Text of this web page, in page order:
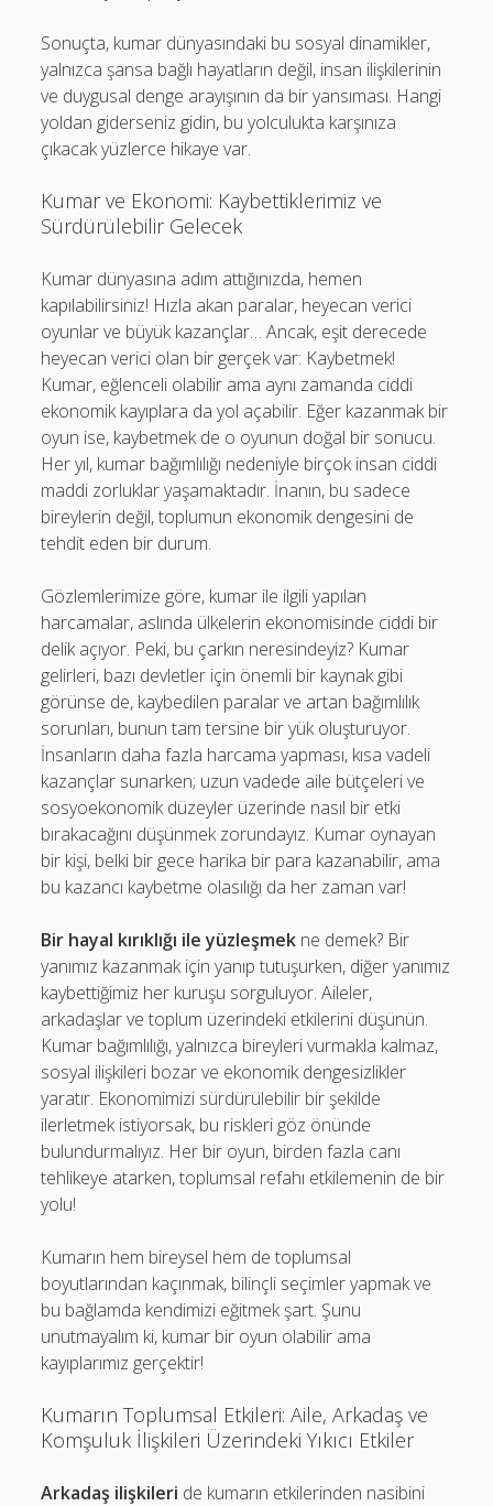
Sonuçta, kumar dünyasındaki bu sosyal dinamikler,
yalnızca şansa bağlı hayatların değil, insan ilişkilerinin
ve duygusal denge arayışının da bir yansıması. Hangi
yoldan giderseniz gidin, bu yolculukta karşınıza
çıkacak yüzlerce hikaye var.
Kumar ve Ekonomi: Kaybettiklerimiz ve
Sürdürülebilir Gelecek
Kumar dünyasına adım attığınızda, hemen
kapılabilirsiniz! Hızla akan paralar, heyecan verici
oyunlar ve büyük kazançlar… Ancak, eşit derecede
heyecan verici olan bir gerçek var: Kaybetmek!
Kumar, eğlenceli olabilir ama aynı zamanda ciddi
ekonomik kayıplara da yol açabilir. Eğer kazanmak bir
oyun ise, kaybetmek de o oyunun doğal bir sonucu.
Her yıl, kumar bağımlılığı nedeniyle birçok insan ciddi
maddi zorluklar yaşamaktadır. İnanın, bu sadece
bireylerin değil, toplumun ekonomik dengesini de
tehdit eden bir durum.
Gözlemlerimize göre, kumar ile ilgili yapılan
harcamalar, aslında ülkelerin ekonomisinde ciddi bir
delik açıyor. Peki, bu çarkın neresindeyiz? Kumar
gelirleri, bazı devletler için önemli bir kaynak gibi
görünse de, kaybedilen paralar ve artan bağımlılık
sorunları, bunun tam tersine bir yük oluşturuyor.
İnsanların daha fazla harcama yapması, kısa vadeli
kazançlar sunarken; uzun vadede aile bütçeleri ve
sosyoekonomik düzeyler üzerinde nasıl bir etki
bırakacağını düşünmek zorundayız. Kumar oynayan
bir kişi, belki bir gece harika bir para kazanabilir, ama
bu kazancı kaybetme olasılığı da her zaman var!
Bir hayal kırıklığı ile yüzleşmek ne demek? Bir
yanımız kazanmak için yanıp tutuşurken, diğer yanımız
kaybettiğimiz her kuruşu sorguluyor. Aileler,
arkadaşlar ve toplum üzerindeki etkilerini düşünün.
Kumar bağımlılığı, yalnızca bireyleri vurmakla kalmaz,
sosyal ilişkileri bozar ve ekonomik dengesizlikler
yaratır. Ekonomimizi sürdürülebilir bir şekilde
ilerletmek istiyorsak, bu riskleri göz önünde
bulundurmalıyız. Her bir oyun, birden fazla canı
tehlikeye atarken, toplumsal refahı etkilemenin de bir
yolu!
Kumarın hem bireysel hem de toplumsal
boyutlarından kaçınmak, bilinçli seçimler yapmak ve
bu bağlamda kendimizi eğitmek şart. Şunu
unutmayalım ki, kumar bir oyun olabilir ama
kayıplarımız gerçektir!
Kumarın Toplumsal Etkileri: Aile, Arkadaş ve
Komşuluk İlişkileri Üzerindeki Yıkıcı Etkiler
Arkadaş ilişkileri de kumarın etkilerinden nasibini